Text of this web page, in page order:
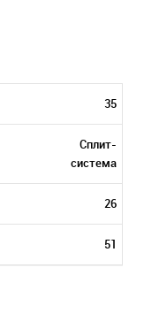
35
Сплит-
система
26
51